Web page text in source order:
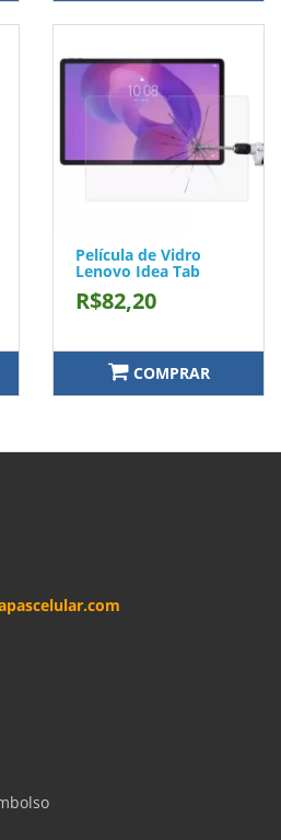
Película de Vidro
Lenovo Idea Tab
R$82,20
COMPRAR